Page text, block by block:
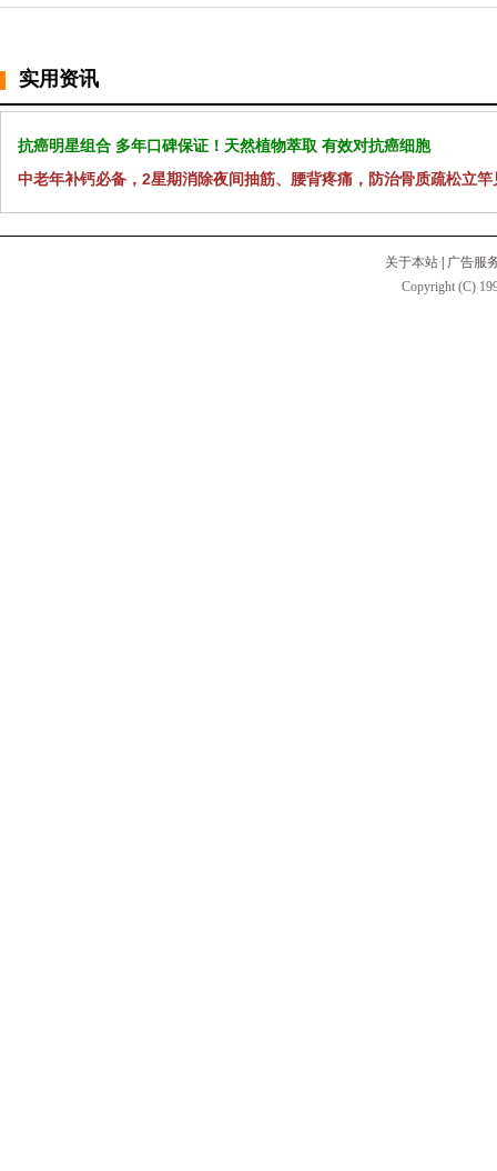
实用资讯
抗癌明星组合 多年口碑保证！天然植物萃取 有效对抗癌细胞
中老年补钙必备，2星期消除夜间抽筋、腰背疼痛，防治骨质疏松立竿
关于本站
广告服
Copyright (C)